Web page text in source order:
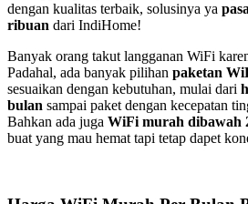
dengan kualitas terbaik, solusinya ya
ribuan dari IndiHome!
Banyak orang takut langganan WiFi
Padahal, ada banyak pilihan paketan
sesuaikan dengan kebutuhan, mulai dari
bulan sampai paket dengan kecepatan
Bahkan ada juga WiFi murah dibawah
buat yang mau hemat tapi tetap dapet